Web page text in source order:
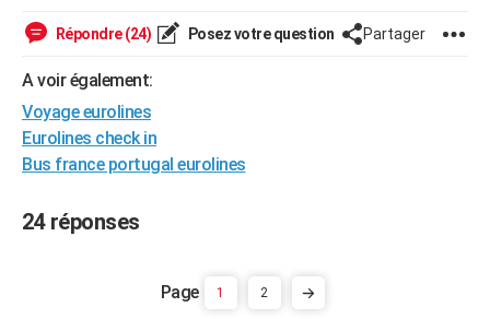
LIFESTYLE
Alimentation
Guide de la santé
Maladies
Médicaments
Sommeil
VOYAGE
Destinations
City break
Voyage nature
Voyage de noces
Forum
Climat
+PHOTO
Répondre (24) Posez votre question Partager
A voir également:
Voyage eurolines
Eurolines check in
Bus france portugal eurolines
24 réponses
1 2